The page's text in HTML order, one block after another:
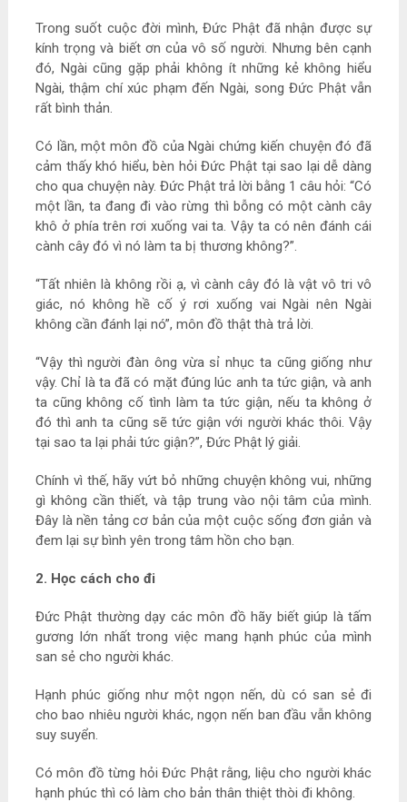
Trong suốt cuộc đời mình, Đức Phật đã nhận được sự
kính trọng và biết ơn của vô số người. Nhưng bên cạnh
đó, Ngài cũng gặp phải không ít những kẻ không hiểu
Ngài, thậm chí xúc phạm đến Ngài, song Đức Phật vẫn
rất bình thản.
Có lần, một môn đồ của Ngài chứng kiến chuyện đó đã
cảm thấy khó hiểu, bèn hỏi Đức Phật tại sao lại dễ dàng
cho qua chuyện này. Đức Phật trả lời bằng 1 câu hỏi: “Có
một lần, ta đang đi vào rừng thì bỗng có một cành cây
khô ở phía trên rơi xuống vai ta. Vậy ta có nên đánh cái
cành cây đó vì nó làm ta bị thương không?”.
“Tất nhiên là không rồi ạ, vì cành cây đó là vật vô tri vô
giác, nó không hề cố ý rơi xuống vai Ngài nên Ngài
không cần đánh lại nó”, môn đồ thật thà trả lời.
“Vậy thì người đàn ông vừa sỉ nhục ta cũng giống như
vậy. Chỉ là ta đã có mặt đúng lúc anh ta tức giận, và anh
ta cũng không cố tình làm ta tức giận, nếu ta không ở
đó thì anh ta cũng sẽ tức giận với người khác thôi. Vậy
tại sao ta lại phải tức giận?”, Đức Phật lý giải.
Chính vì thế, hãy vứt bỏ những chuyện không vui, những
gì không cần thiết, và tập trung vào nội tâm của mình.
Đây là nền tảng cơ bản của một cuộc sống đơn giản và
đem lại sự bình yên trong tâm hồn cho bạn.
2. Học cách cho đi
Đức Phật thường dạy các môn đồ hãy biết giúp là tấm
gương lớn nhất trong việc mang hạnh phúc của mình
san sẻ cho người khác.
Hạnh phúc giống như một ngọn nến, dù có san sẻ đi
cho bao nhiêu người khác, ngọn nến ban đầu vẫn không
suy suyển.
Có môn đồ từng hỏi Đức Phật rằng, liệu cho người khác
hạnh phúc thì có làm cho bản thân thiệt thòi đi không.